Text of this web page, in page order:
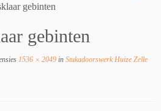
gebinten
gebinten
1536 × 2049 in Stukadoorswerk Huize Zelle